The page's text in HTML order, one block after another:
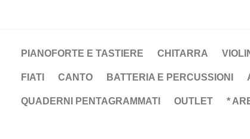
PIANOFORTE E TASTIERE CHITARRA
FIATI CANTO BATTERIA E PERCUSSIONI
QUADERNI PENTAGRAMMATI OUTLET *